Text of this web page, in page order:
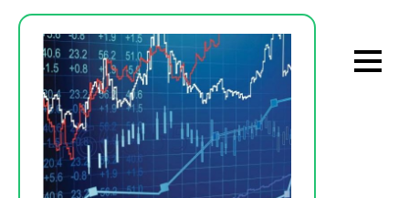
Перейти
содержимому